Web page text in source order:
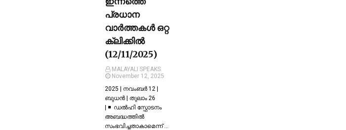
പ്രധാന
വാർത്തകൾ ഒറ്റ
ക്ലിക്കിൽ
(12/11/2025)
MALAYALI SPEAKS
November 12, 2025
2025 | നവംബർ 12 |
ബുധൻ | തുലാം 26
| ◾ ഡല്‍ഹി സ്ഫോടനം
അബദ്ധത്തില്‍
സംഭവിച്ചതാകാമെന്ന് …